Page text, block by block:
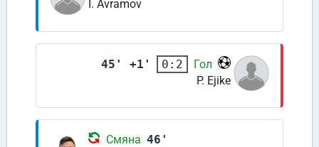
I. Avramov
45' +1' 0:2
Гол
P. Ejike
Смяна 46'